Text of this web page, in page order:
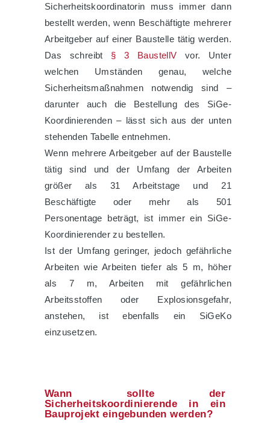
Sicherheitskoordinatorin muss immer dann
bestellt werden, wenn Beschäftigte mehrerer
Arbeitgeber auf einer Baustelle tätig werden.
Das schreibt § 3 BaustellV vor. Unter
welchen Umständen genau, welche
Sicherheitsmaßnahmen notwendig sind –
darunter auch die Bestellung des SiGe-
Koordinierenden – lässt sich aus der unten
stehenden Tabelle entnehmen.
Wenn mehrere Arbeitgeber auf der Baustelle
tätig sind und der Umfang der Arbeiten
größer als 31 Arbeitstage und 21
Beschäftigte oder mehr als 501
Personentage beträgt, ist immer ein SiGe-
Koordinierender zu bestellen.
Ist der Umfang geringer, jedoch gefährliche
Arbeiten wie Arbeiten tiefer als 5 m, höher
als 7 m, Arbeiten mit gefährlichen
Arbeitsstoffen oder Explosionsgefahr,
anstehen, ist ebenfalls ein SiGeKo
einzusetzen.
Wann sollte der
Sicherheitskoordinierende in ein
Bauprojekt eingebunden werden?